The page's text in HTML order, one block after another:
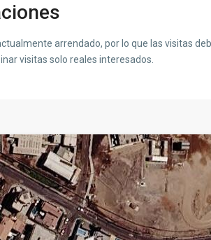
arrendado, por lo que las visitas
visitas solo reales interesados.